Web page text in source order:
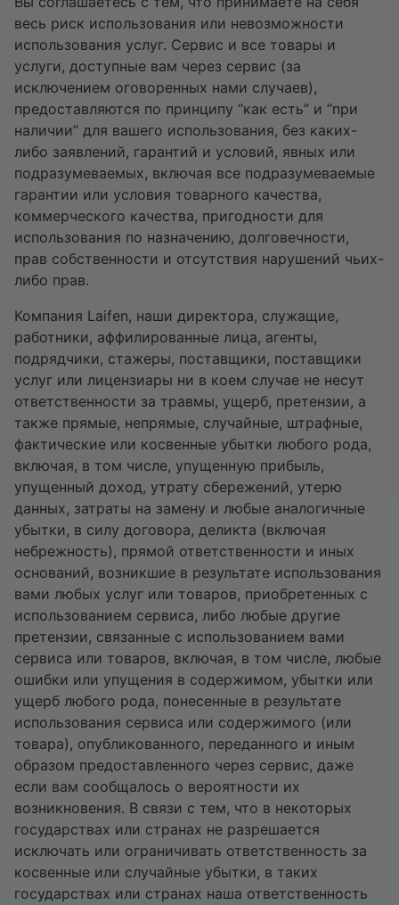
весь риск использования или невозможности
использования услуг. Сервис и все товары и
услуги, доступные вам через сервис (за
исключением оговоренных нами случаев),
предоставляются по принципу “как есть” и “при
наличии” для вашего использования, без каких-
либо заявлений, гарантий и условий, явных или
подразумеваемых, включая все подразумеваемые
гарантии или условия товарного качества,
коммерческого качества, пригодности для
использования по назначению, долговечности,
прав собственности и отсутствия нарушений чьих-
либо прав.
Компания Laifen, наши директора, служащие,
работники, аффилированные лица, агенты,
подрядчики, стажеры, поставщики, поставщики
услуг или лицензиары ни в коем случае не несут
ответственности за травмы, ущерб, претензии, а
также прямые, непрямые, случайные, штрафные,
фактические или косвенные убытки любого рода,
включая, в том числе, упущенную прибыль,
упущенный доход, утрату сбережений, утерю
данных, затраты на замену и любые аналогичные
убытки, в силу договора, деликта (включая
небрежность), прямой ответственности и иных
оснований, возникшие в результате использования
вами любых услуг или товаров, приобретенных с
использованием сервиса, либо любые другие
претензии, связанные с использованием вами
сервиса или товаров, включая, в том числе, любые
ошибки или упущения в содержимом, убытки или
ущерб любого рода, понесенные в результате
использования сервиса или содержимого (или
товара), опубликованного, переданного и иным
образом предоставленного через сервис, даже
если вам сообщалось о вероятности их
возникновения. В связи с тем, что в некоторых
государствах или странах не разрешается
исключать или ограничивать ответственность за
косвенные или случайные убытки, в таких
государствах или странах наша ответственность